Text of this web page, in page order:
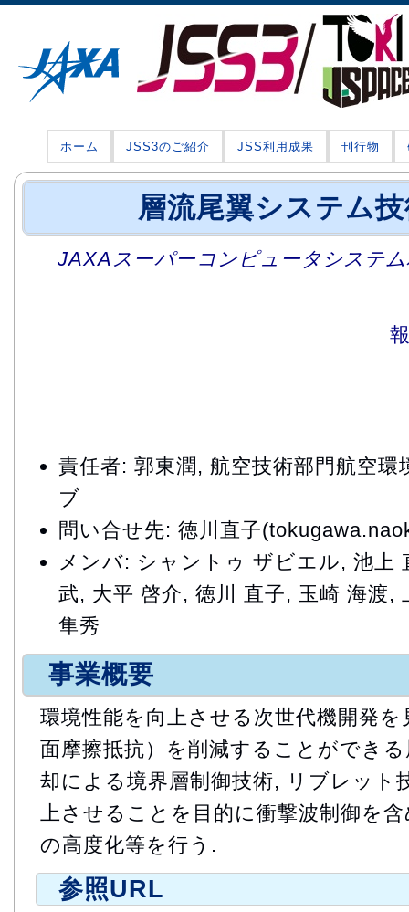
ホーム JSS3のご紹介 JSS利用成果 刊行物
層流尾翼システム
JAXAスーパーコンピュータシステ
責任者: 郭東潤, 航空技術部門航空
ブ
問い合せ先: 徳川直子
メンバ: シャントゥ ザビエル, 池上
武, 大平 啓介, 徳川 直子, 玉崎 海渡,
隼秀
事業概要
環境性能を向上させる次世代機開発
面摩擦抵抗）を削減することができ
却による境界層制御技術, リブレット
上させることを目的に衝撃波制御を
の高度化等を行う.
参照URL